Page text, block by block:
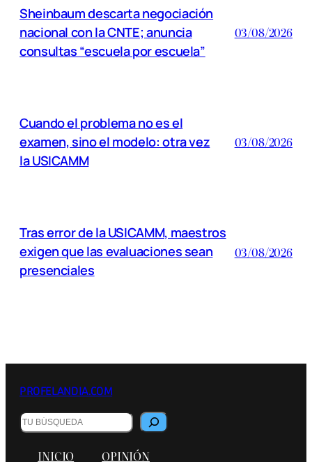
Sheinbaum descarta negociación
nacional con la CNTE; anuncia
consultas “escuela por escuela”
03/08/2026
Cuando el problema no es el
examen, sino el modelo: otra vez
la USICAMM
03/08/2026
Tras error de la USICAMM, maestros
exigen que las evaluaciones sean
presenciales
03/08/2026
PROFELANDIA.COM
Buscar
INICIO OPINIÓN